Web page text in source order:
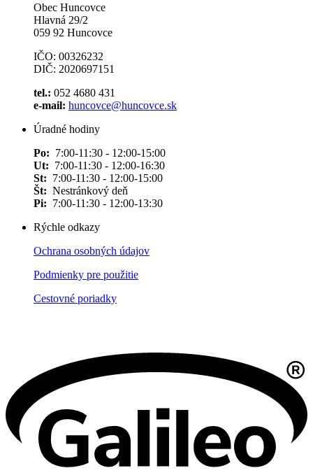
Obec Huncovce
Hlavná 29/2
059 92 Huncovce
IČO: 00326232
DIČ: 2020697151
tel.: 052 4680 431
e-mail: huncovce@huncovce.sk
Úradné hodiny
Po: 7:00-11:30 - 12:00-15:00
Ut: 7:00-11:30 - 12:00-16:30
St: 7:00-11:30 - 12:00-15:00
Št: Nestránkový deň
Pi: 7:00-11:30 - 12:00-13:30
Rýchle odkazy
Ochrana osobných údajov
Podmienky pre použitie
Cestovné poriadky